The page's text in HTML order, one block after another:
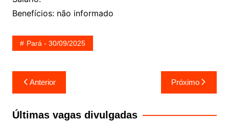
Benefícios: não informado
Pará - 30/09/2025
Navegação
de
Post
Anterior Próximo
Últimas vagas divulgadas